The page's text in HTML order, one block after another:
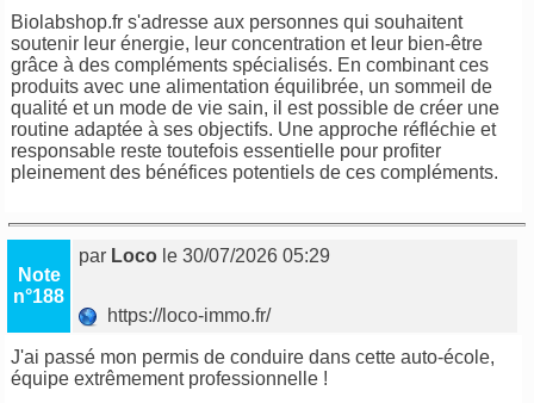
Biolabshop.fr s'adresse aux personnes qui souhaitent
soutenir leur énergie, leur concentration et leur bien-être
grâce à des compléments spécialisés. En combinant ces
produits avec une alimentation équilibrée, un sommeil de
qualité et un mode de vie sain, il est possible de créer une
routine adaptée à ses objectifs. Une approche réfléchie et
responsable reste toutefois essentielle pour profiter
pleinement des bénéfices potentiels de ces compléments.
Note
n°188
par Loco le 30/07/2026 05:29
https://loco-immo.fr/
J'ai passé mon permis de conduire dans cette auto-école,
équipe extrêmement professionnelle !